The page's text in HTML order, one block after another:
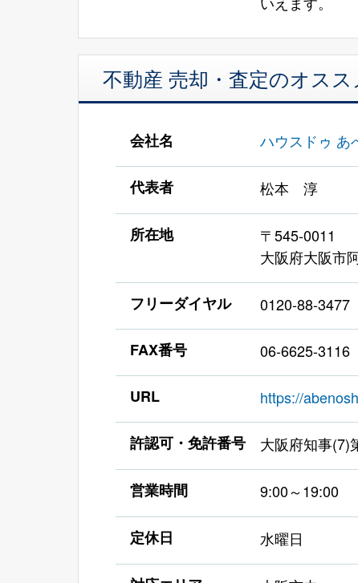
不動産 売却・査定のオス
会社名 ハウスドゥ あ
代表者 松本 淳
所在地
〒545-0011
大阪府大阪市
フリーダイヤル 0120-88-3477
FAX番号 06-6625-3116
URL https://
許認可・免許番号 大阪府知事(7)
営業時間 9:00～19:00
定休日 水曜日